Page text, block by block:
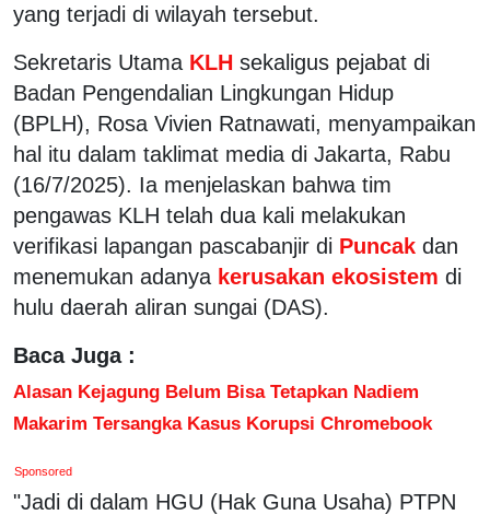
yang terjadi di wilayah tersebut.
Sekretaris Utama KLH sekaligus pejabat di
Badan Pengendalian Lingkungan Hidup
(BPLH), Rosa Vivien Ratnawati, menyampaikan
hal itu dalam taklimat media di Jakarta, Rabu
(16/7/2025). Ia menjelaskan bahwa tim
pengawas KLH telah dua kali melakukan
verifikasi lapangan pascabanjir di Puncak dan
menemukan adanya kerusakan ekosistem di
hulu daerah aliran sungai (DAS).
Baca Juga :
Alasan Kejagung Belum Bisa Tetapkan Nadiem
Makarim Tersangka Kasus Korupsi Chromebook
Sponsored
"Jadi di dalam HGU (Hak Guna Usaha) PTPN